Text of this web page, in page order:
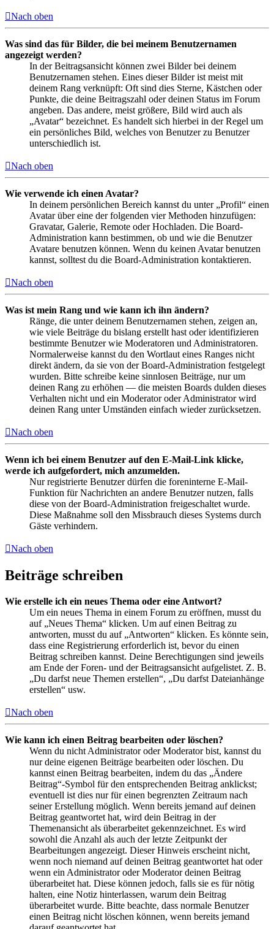
Nach oben
Was sind das für Bilder, die bei meinem Benutzernamen
angezeigt werden?
In der Beitragsansicht können zwei Bilder bei deinem
Benutzernamen stehen. Eines dieser Bilder ist meist mit
deinem Rang verknüpft: Oft sind dies Sterne, Kästchen oder
Punkte, die deine Beitragszahl oder deinen Status im Forum
angeben. Das andere, meist größere, Bild wird auch als
„Avatar“ bezeichnet. Es handelt sich hierbei in der Regel um
ein persönliches Bild, welches von Benutzer zu Benutzer
unterschiedlich ist.
Nach oben
Wie verwende ich einen Avatar?
In deinem persönlichen Bereich kannst du unter „Profil“ einen
Avatar über eine der folgenden vier Methoden hinzufügen:
Gravatar, Galerie, Remote oder Hochladen. Die Board-
Administration kann bestimmen, ob und wie die Benutzer
Avatare benutzen können. Wenn du keinen Avatar benutzen
kannst, solltest du die Board-Administration kontaktieren.
Nach oben
Was ist mein Rang und wie kann ich ihn ändern?
Ränge, die unter deinem Benutzernamen stehen, zeigen an,
wie viele Beiträge du bislang erstellt hast oder identifizieren
bestimmte Benutzer wie Moderatoren und Administratoren.
Normalerweise kannst du den Wortlaut eines Ranges nicht
direkt ändern, da sie von der Board-Administration festgelegt
wurden. Bitte schreibe keine sinnlosen Beiträge, nur um
deinen Rang zu erhöhen — die meisten Boards dulden dieses
Verhalten nicht und ein Moderator oder Administrator wird
deinen Rang unter Umständen einfach wieder zurücksetzen.
Nach oben
Wenn ich bei einem Benutzer auf den E-Mail-Link klicke,
werde ich aufgefordert, mich anzumelden.
Nur registrierte Benutzer dürfen die foreninterne E-Mail-
Funktion für Nachrichten an andere Benutzer nutzen, falls
diese von der Board-Administration freigeschaltet wurde.
Diese Maßnahme soll den Missbrauch dieses Systems durch
Gäste verhindern.
Nach oben
Beiträge schreiben
Wie erstelle ich ein neues Thema oder eine Antwort?
Um ein neues Thema in einem Forum zu eröffnen, musst du
auf „Neues Thema“ klicken. Um auf einen Beitrag zu
antworten, musst du auf „Antworten“ klicken. Es könnte sein,
dass eine Registrierung erforderlich ist, bevor du einen
Beitrag schreiben kannst. Deine Berechtigungen sind jeweils
am Ende der Foren- und der Beitragsansicht aufgelistet. Z. B.
„Du darfst neue Themen erstellen“, „Du darfst Dateianhänge
erstellen“ usw.
Nach oben
Wie kann ich einen Beitrag bearbeiten oder löschen?
Wenn du nicht Administrator oder Moderator bist, kannst du
nur deine eigenen Beiträge bearbeiten oder löschen. Du
kannst einen Beitrag bearbeiten, indem du das „Ändere
Beitrag“-Symbol für den entsprechenden Beitrag anklickst;
eventuell ist dies nur für einen begrenzten Zeitraum nach
seiner Erstellung möglich. Wenn bereits jemand auf deinen
Beitrag geantwortet hat, wird dein Beitrag in der
Themenansicht als überarbeitet gekennzeichnet. Es wird
sowohl die Anzahl als auch der letzte Zeitpunkt der
Bearbeitungen angezeigt. Dieser Hinweis erscheint nicht,
wenn noch niemand auf deinen Beitrag geantwortet hat oder
wenn ein Administrator oder Moderator deinen Beitrag
überarbeitet hat. Diese können jedoch, falls sie es für nötig
halten, eine Notiz hinterlassen, warum dein Beitrag
überarbeitet wurde. Bitte beachte, dass normale Benutzer
einen Beitrag nicht löschen können, wenn bereits jemand